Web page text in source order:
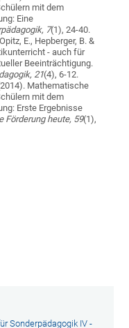
mit dem
Eine
7(1), 24-40.
E., Hepberger, B. &
- auch für
Beeinträchtigung.
21(4), 6-12.
Mathematische
mit dem
Erste Ergebnisse
Förderung heute, 59(1),
Sonderpädagogik IV -